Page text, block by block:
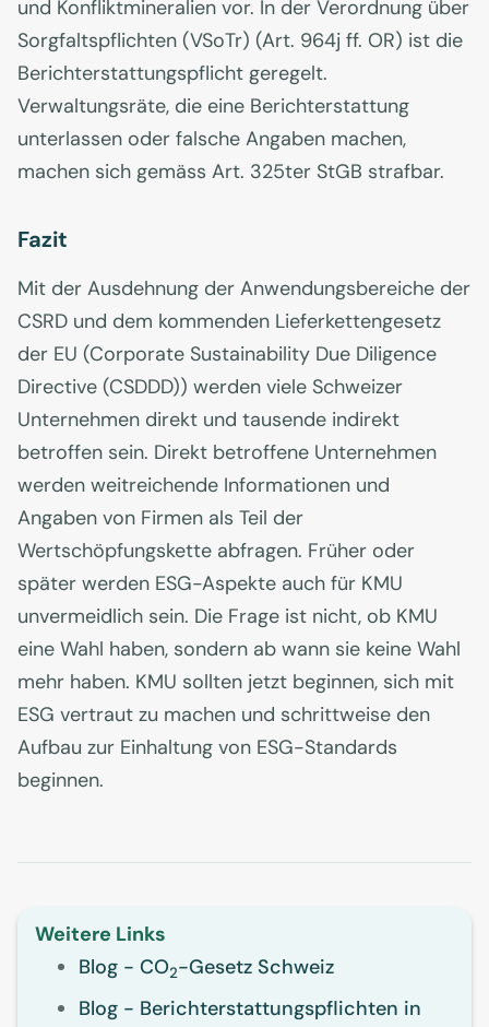
und Konfliktmineralien vor. In der Verordnung über
Sorgfaltspflichten (VSoTr) (Art. 964j ff. OR) ist die
Berichterstattungspflicht geregelt.
Verwaltungsräte, die eine Berichterstattung
unterlassen oder falsche Angaben machen,
machen sich gemäss Art. 325ter StGB strafbar.
Fazit
Mit der Ausdehnung der Anwendungsbereiche der
CSRD und dem kommenden Lieferkettengesetz
der EU (Corporate Sustainability Due Diligence
Directive (CSDDD)) werden viele Schweizer
Unternehmen direkt und tausende indirekt
betroffen sein. Direkt betroffene Unternehmen
werden weitreichende Informationen und
Angaben von Firmen als Teil der
Wertschöpfungskette abfragen. Früher oder
später werden ESG-Aspekte auch für KMU
unvermeidlich sein. Die Frage ist nicht, ob KMU
eine Wahl haben, sondern ab wann sie keine Wahl
mehr haben. KMU sollten jetzt beginnen, sich mit
ESG vertraut zu machen und schrittweise den
Aufbau zur Einhaltung von ESG-Standards
beginnen.
Weitere Links
Blog - CO2-Gesetz Schweiz
Blog - Berichterstattungspflichten in